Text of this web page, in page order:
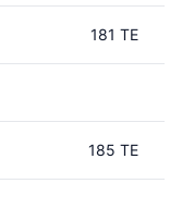
181 TE
185 TE